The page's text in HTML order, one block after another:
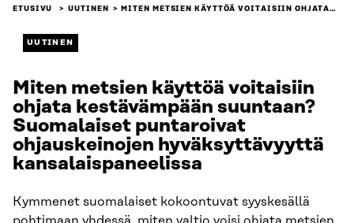
ETUSIVU UUTINEN MITEN METSIEN KÄYTTÖÄ VOITAISIIN OHJATA…
UUTINEN
Miten metsien käyttöä voitaisiin
ohjata kestävämpään suuntaan?
Suomalaiset puntaroivat
ohjauskeinojen hyväksyttävyyttä
kansalaispaneelissa
Kymmenet suomalaiset kokoontuvat syyskesällä